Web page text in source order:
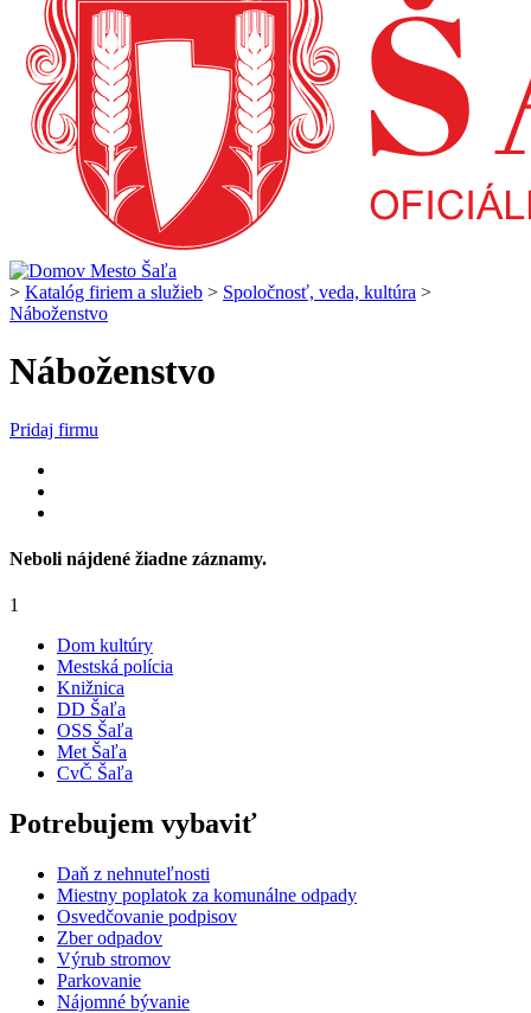
> Katalóg firiem a služieb > Spoločnosť, veda, kultúra >
Náboženstvo
Náboženstvo
Pridaj firmu
Neboli nájdené žiadne záznamy.
1
Dom kultúry
Mestská polícia
Knižnica
DD Šaľa
OSS Šaľa
Met Šaľa
CvČ Šaľa
Potrebujem vybaviť
Daň z nehnuteľnosti
Miestny poplatok za komunálne odpady
Osvedčovanie podpisov
Zber odpadov
Výrub stromov
Parkovanie
Nájomné bývanie